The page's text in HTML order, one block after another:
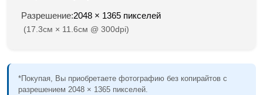
Разрешение:2048 × 1365 пикселей
(17.3см × 11.6см @ 300dpi)
*Покупая, Вы приобретаете фотографию без копирайтов с
разрешением 2048 × 1365 пикселей.